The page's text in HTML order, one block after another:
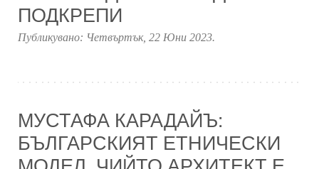
ПОДКРЕПИ
Публикувано: Четвъртък, 22 Юни 2023.
МУСТАФА КАРАДАЙЪ:
БЪЛГАРСКИЯТ ЕТНИЧЕСКИ